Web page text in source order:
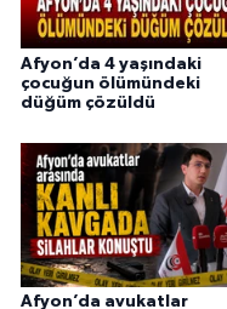
Afyon’da 4 yaşındaki
çocuğun ölümündeki
düğüm çözüldü
Afyon’da avukatlar